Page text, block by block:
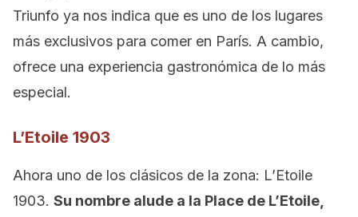
Triunfo ya nos indica que es uno de los lugares
más exclusivos para comer en París. A cambio,
ofrece una experiencia gastronómica de lo más
especial.
L’Etoile 1903
Ahora uno de los clásicos de la zona: L’Etoile
1903. Su nombre alude a la Place de L’Etoile,